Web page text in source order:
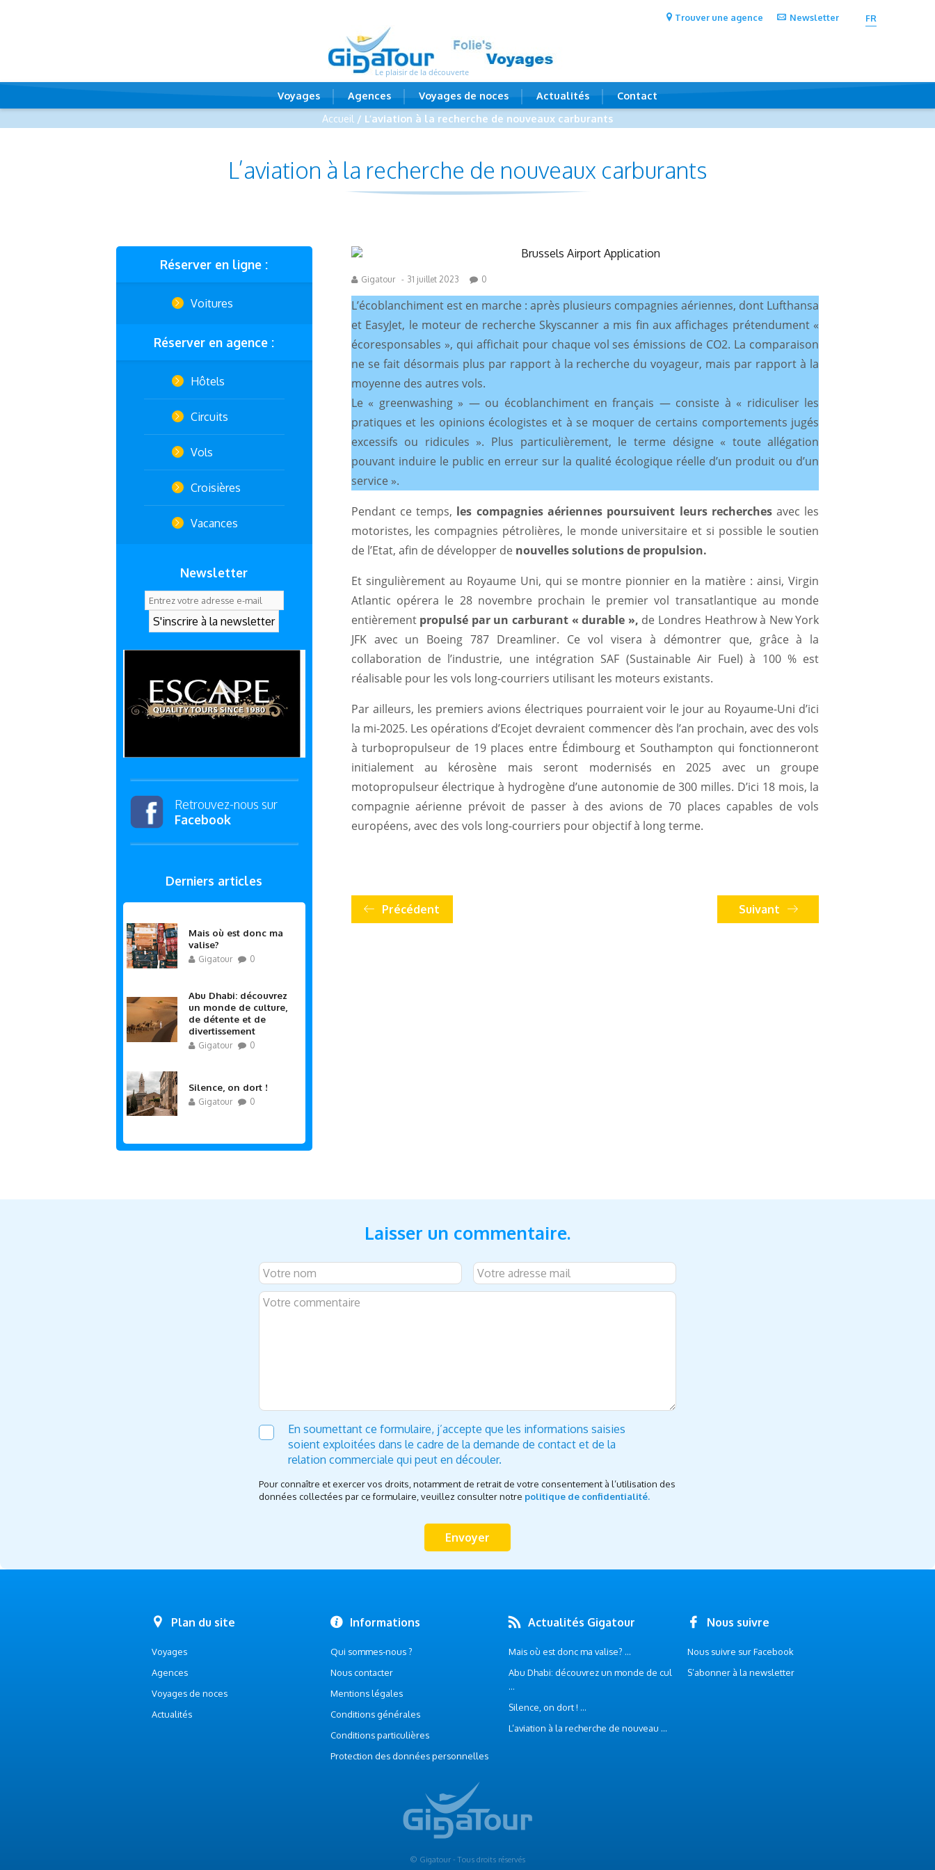
Trouver une agence Newsletter FR
Le plaisir de la découverte
Voyages Agences Voyages de noces Actualités
Contact
Accueil / L’aviation à la recherche de nouveaux carburants
L’aviation à la recherche de nouveaux carburants
Réserver en ligne :
Voitures
Réserver en agence :
Hôtels
Circuits
Vols
Croisières
Vacances
Newsletter
Retrouvez-nous sur
Facebook
Derniers articles
Mais où est donc ma
valise?
Gigatour 0
Abu Dhabi: découvrez
un monde de culture,
de détente et de
divertissement
Gigatour 0
Silence, on dort !
Gigatour 0
Gigatour - 31 juillet 2023 0
L’écoblanchiment est en marche : après plusieurs compagnies aériennes, dont Lufthansa
et EasyJet, le moteur de recherche Skyscanner a mis fin aux affichages prétendument «
écoresponsables », qui affichait pour chaque vol ses émissions de CO2. La comparaison
ne se fait désormais plus par rapport à la recherche du voyageur, mais par rapport à la
moyenne des autres vols.
Le « greenwashing » — ou écoblanchiment en français — consiste à « ridiculiser les
pratiques et les opinions écologistes et à se moquer de certains comportements jugés
excessifs ou ridicules ». Plus particulièrement, le terme désigne « toute allégation
pouvant induire le public en erreur sur la qualité écologique réelle d’un produit ou d’un
service ».
Pendant ce temps, les compagnies aériennes poursuivent leurs recherchesavec les
motoristes, les compagnies pétrolières, le monde universitaire et si possible le soutien
de l’Etat, afin de développer de nouvelles solutions de propulsion.
Et singulièrement au Royaume Uni, qui se montre pionnier en la matière : ainsi, Virgin
Atlantic opérera le 28 novembre prochain le premier vol transatlantique au monde
entièrement propulsé par un carburant « durable », de Londres Heathrow à New York
JFK avec un Boeing 787 Dreamliner. Ce vol visera à démontrer que, grâce à la
collaboration de l’industrie, une intégration SAF (Sustainable Air Fuel) à 100 % est
réalisable pour les vols long-courriers utilisant les moteurs existants.
Par ailleurs, les premiers avions électriques pourraient voir le jour au Royaume-Uni d’ici
la mi-2025. Les opérations d’Ecojet devraient commencer dès l’an prochain, avec des vols
à turbopropulseur de 19 places entre Édimbourg et Southampton qui fonctionneront
initialement au kérosène mais seront modernisés en 2025 avec un groupe
motopropulseur électrique à hydrogène d’une autonomie de 300 milles. D’ici 18 mois, la
compagnie aérienne prévoit de passer à des avions de 70 places capables de vols
européens, avec des vols long-courriers pour objectif à long terme.
Précédent Suivant
Laisser un commentaire.
En soumettant ce formulaire, j’accepte que les informations saisies
soient exploitées dans le cadre de la demande de contact et de la
relation commerciale qui peut en découler.
Pour connaître et exercer vos droits, notamment de retrait de votre consentement à l’utilisation des
données collectées par ce formulaire, veuillez consulter notre politique de confidentialité.
Plan du site
Voyages
Agences
Voyages de noces
Actualités
Informations
Qui sommes-nous ?
Nous contacter
Mentions légales
Conditions générales
Conditions particulières
Protection des données personnelles
Actualités Gigatour
Mais où est donc ma valise? ...
Abu Dhabi: découvrez un monde de cul
...
Silence, on dort ! ...
L’aviation à la recherche de nouveau ...
Nous suivre
Nous suivre sur Facebook
S’abonner à la newsletter
© Gigatour - Tous droits réservés